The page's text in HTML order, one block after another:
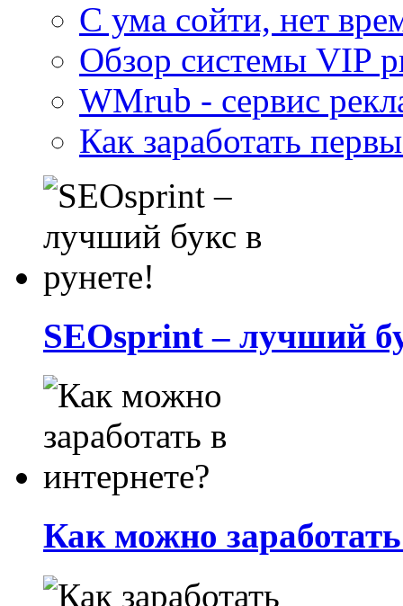
С ума сойти, нет
Обзор системы VIP
WMrub - сервис
Как заработать
SEOsprint – лучший
Как можно